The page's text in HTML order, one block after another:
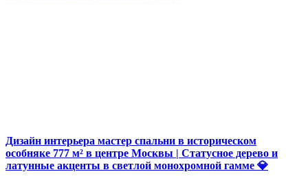
Дизайн интерьера мастер спальни в историческом
особняке 777 м² в центре Москвы | Статусное дерево и
латунные акценты в светлой монохромной гамме 💎